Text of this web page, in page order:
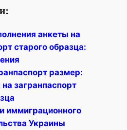
анкеты на
старого образца:
размер:
загранпаспорт
иммиграционного
Украины